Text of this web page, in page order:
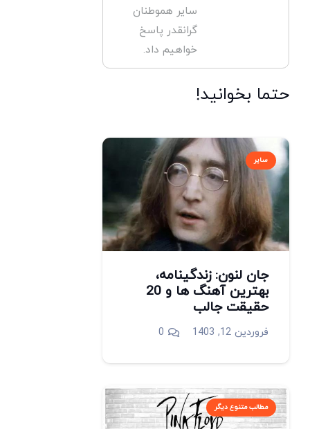
سایر هموطنان
گرانقدر پاسخ
خواهیم داد.
حتما بخوانید!
سایر
جان لنون: زندگینامه،
بهترین آهنگ ها و 20
حقیقت جالب
فروردین 12, 1403 0
مطالب متنوع دیگر